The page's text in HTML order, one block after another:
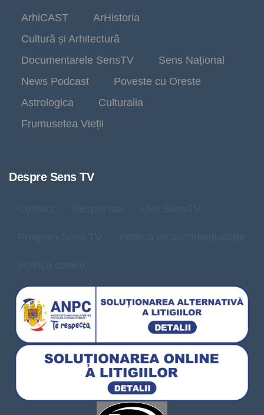
ArhiCAST
ArHistoria
Cultură și Arhitectură
Documentarele SensTV
Sens Național
News Podcast
Poveste cu Oreste
Astrologica
Culturalia
Frumusetea Vieții
Despre Sens TV